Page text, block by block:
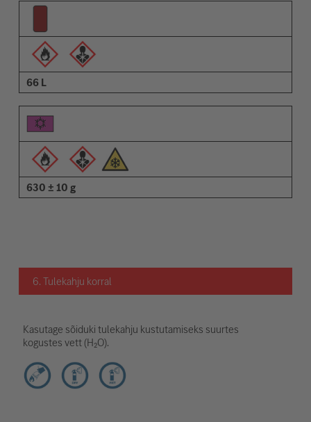
66 L
630 ± 10 g
6. Tulekahju korral
Kasutage sõiduki tulekahju kustutamiseks suurtes
kogustes vett (H₂O).